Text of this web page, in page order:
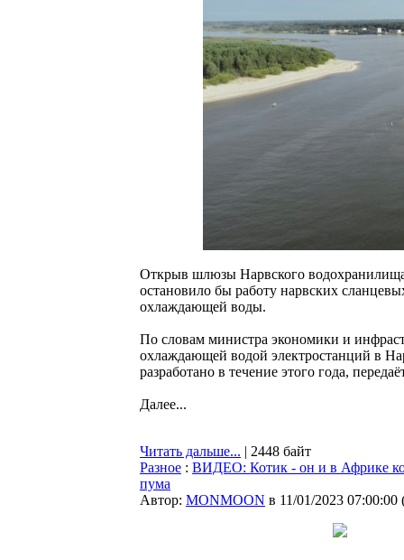
Открыв шлюзы Нарвского
остановило бы работу нарвских
охлаждающей воды.
По словам министра экономики и
охлаждающей водой электростанций в
разработано в течение этого года,
Далее...
Читать дальше... | 2448 байт
Разное : ВИДЕО: Котик - он и в Африке
пума
Автор: MONMOON в 11/01/2023 07:00:00